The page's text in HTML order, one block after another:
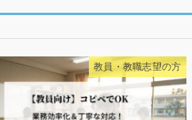
教員・教職志望の方